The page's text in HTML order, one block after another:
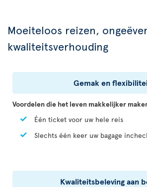
Moeiteloos reizen,
kwaliteitsverhouding
Gemak en
Voordelen die het leven makkelijker
Één ticket voor uw hele reis
Slechts één keer uw bagage
Kwaliteitsbeleving aan